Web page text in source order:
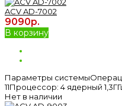
ACV AD-7002
9090р.
В корзину
Параметры
11Процессор: 4 ядерный
Нет в наличии